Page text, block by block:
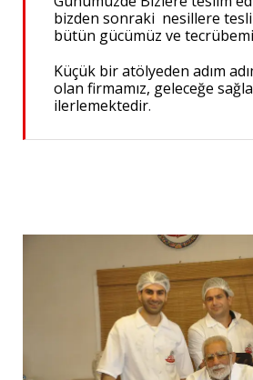
bizden sonraki nesillere
bütün gücümüz ve
Küçük bir atölyeden adım
olan firmamız, geleceğe
ilerlemektedir.